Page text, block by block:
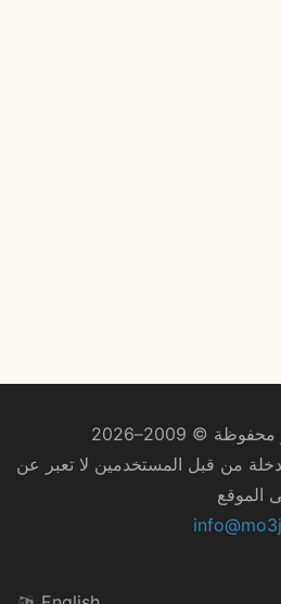
© 2009–2026
من قبل المستخدمين لا تعبر عن
الموقع